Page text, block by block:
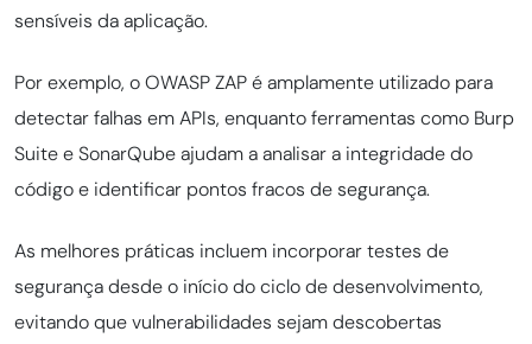
sensíveis da aplicação.
Por exemplo, o OWASP ZAP é amplamente utilizado para
detectar falhas em APIs, enquanto ferramentas como Burp
Suite e SonarQube ajudam a analisar a integridade do
código e identificar pontos fracos de segurança.
As melhores práticas incluem incorporar testes de
segurança desde o início do ciclo de desenvolvimento,
evitando que vulnerabilidades sejam descobertas